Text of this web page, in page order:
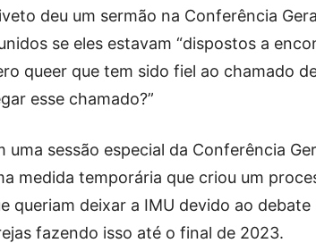
deu um sermão na Conferência
se eles estavam “dispostos a
queer que tem sido fiel ao chamado
esse chamado?”
uma sessão especial da Conferência
medida temporária que criou um
queriam deixar a IMU devido ao
fazendo isso até o final de 2023.